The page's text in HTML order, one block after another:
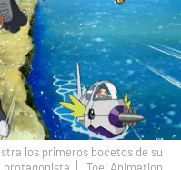
los primeros bocetos de su